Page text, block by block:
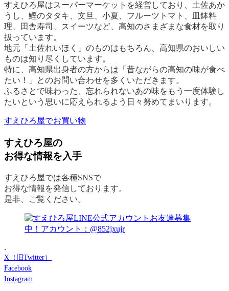
すえひろ屋はスーパーマーケットを経営しており、土佐あか
うし、鰹のタタキ、文旦、小夏、フルーツトマト、皿鉢料
理、田舎寿司、スイーツなど、高知のさまざまな食材を取り
扱っています。
地元「土佐れいほく」のものはもちろん、高知県のおいしい
ものは知り尽くしています。
特に、高知県出身者の方からは「昔ながらの高知の味が食べ
たい！」とのお問い合わせを多くいただきます。
ふるさとで味わった、忘れられないあの味をもう一度体験し
たいという思いに応えられるよう日々努めてまいります。
すえひろ屋でお買い物
すえひろ屋の
お得な情報を入手
すえひろ屋では各種SNSで
お得な情報を発信しております。
是非、ご覧ください。
.
X（旧Twitter）
Facebook
Instagram